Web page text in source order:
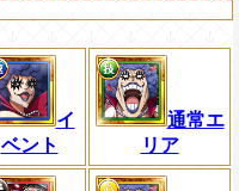
イ
ベント
通常エ
リア